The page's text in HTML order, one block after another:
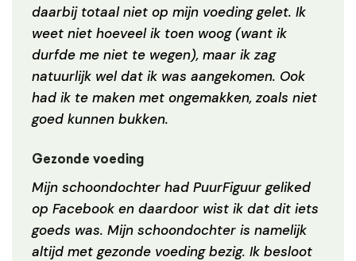
daarbij totaal niet op mijn voeding gelet. Ik
weet niet hoeveel ik toen woog (want ik
durfde me niet te wegen), maar ik zag
natuurlijk wel dat ik was aangekomen. Ook
had ik te maken met ongemakken, zoals niet
goed kunnen bukken.
Gezonde voeding
Mijn schoondochter had PuurFiguur geliked
op Facebook en daardoor wist ik dat dit iets
goeds was. Mijn schoondochter is namelijk
altijd met gezonde voeding bezig. Ik besloot